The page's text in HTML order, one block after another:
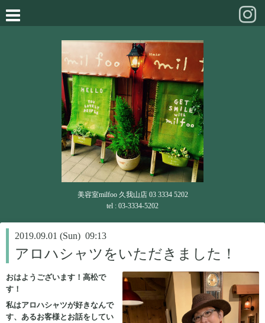
美容室milfoo 久我山店 03 3334 5202
tel : 03-3334-5202
2019.09.01 (Sun) 09:13
アロハシャツをいただきました！
おはようございます！高松で
す！
私はアロハシャツが好きなんで
す、あるお客様とお話をしてい